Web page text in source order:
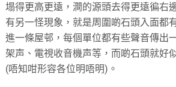
塌得更高更遠，澗的源頭去得更遠徧右
有另一怪現象，就是周圍啲石頭入面都
進一條屋邨，每個單位都有些聲音傳出
架声、電視收音機声等，而啲石頭就好
(唔知咁形容各位明唔明)。